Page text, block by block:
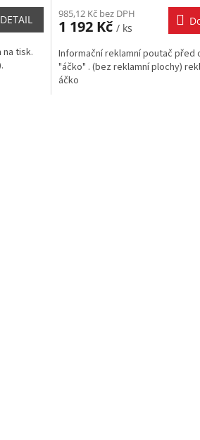
DETAIL
tisk.
985,12 Kč bez DPH
1 192 Kč / ks
Informační reklamní poutač před
"áčko" . (bez reklamní plochy)
áčko